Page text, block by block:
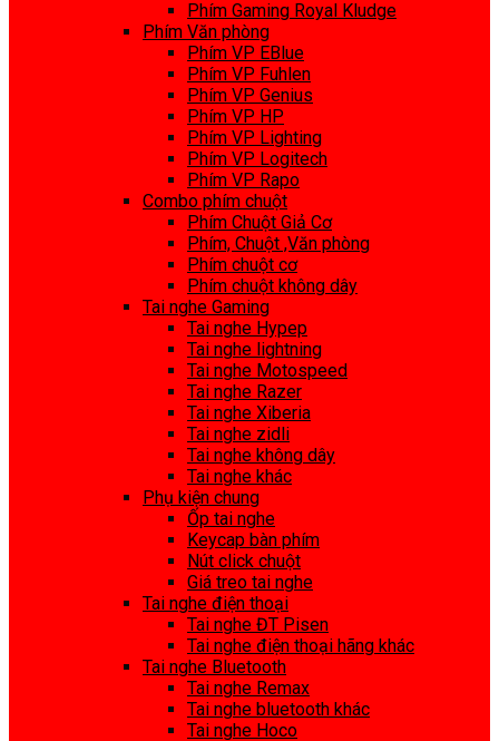
Phím Gaming Royal Kludge
Phím Văn phòng
Phím VP EBlue
Phím VP Fuhlen
Phím VP Genius
Phím VP HP
Phím VP Lighting
Phím VP Logitech
Phím VP Rapo
Combo phím chuột
Phím Chuột Giả Cơ
Phím, Chuột ,Văn phòng
Phím chuột cơ
Phím chuột không dây
Tai nghe Gaming
Tai nghe Hypep
Tai nghe lightning
Tai nghe Motospeed
Tai nghe Razer
Tai nghe Xiberia
Tai nghe zidli
Tai nghe không dây
Tai nghe khác
Phụ kiện chung
Ốp tai nghe
Keycap bàn phím
Nút click chuột
Giá treo tai nghe
Tai nghe điện thoại
Tai nghe ĐT Pisen
Tai nghe điện thoại hãng khác
Tai nghe Bluetooth
Tai nghe Remax
Tai nghe bluetooth khác
Tai nghe Hoco